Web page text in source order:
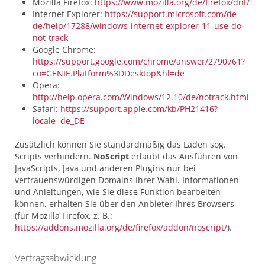
Internet Explorer: https://support.microsoft.com/de-
de/help/17288/windows-internet-explorer-11-use-do-
not-track
Google Chrome:
https://support.google.com/chrome/answer/2790761?
co=GENIE.Platform%3DDesktop&hl=de
Opera:
http://help.opera.com/Windows/12.10/de/notrack.html
Safari: https://support.apple.com/kb/PH21416?
locale=de_DE
Zusätzlich können Sie standardmäßig das Laden sog.
Scripts verhindern. NoScript erlaubt das Ausführen von
JavaScripts, Java und anderen Plugins nur bei
vertrauenswürdigen Domains Ihrer Wahl. Informationen
und Anleitungen, wie Sie diese Funktion bearbeiten
können, erhalten Sie über den Anbieter Ihres Browsers
(für Mozilla Firefox, z. B.:
https://addons.mozilla.org/de/firefox/addon/noscript/).
Vertragsabwicklung